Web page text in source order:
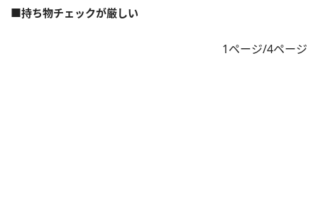
■持ち物チェックが厳しい
1ページ/4ページ